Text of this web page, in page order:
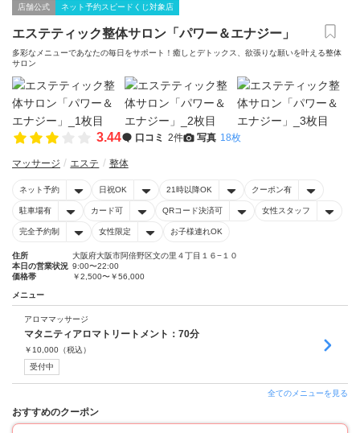
店舗公式 ネット予約スピードくじ対象店
エステティック整体サロン「パワー＆エナジー」
多彩なメニューであなたの毎日をサポート！癒しとデトックス、欲張りな願いを叶える整体
サロン
3.44 口コミ 2件 写真 18枚
マッサージ エステ 整体
ネット予約 日祝OK 21時以降OK クーポン有
駐車場有 カード可 QRコード決済可 女性スタッフ
完全予約制 女性限定 お子様連れOK
住所
大阪府大阪市阿倍野区文の里４丁目１６−１０
本日の営業状況 9:00〜22:00
価格帯
￥2,500〜￥56,000
メニュー
アロママッサージ
マタニティアロマトリートメント：70分
￥ 10,000 （税込）
受付中
全てのメニューを見る
おすすめのクーポン